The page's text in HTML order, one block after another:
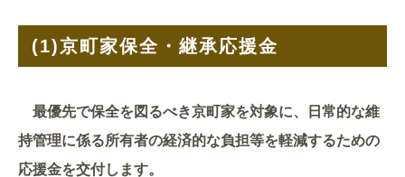
(1)京町家保全・継承応援金
最優先で保全を図るべき京町家を対象に、日常的な維
持管理に係る所有者の経済的な負担等を軽減するための
応援金を交付します。